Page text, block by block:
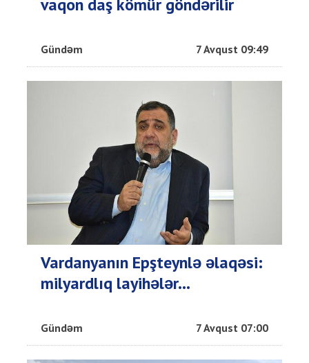
vaqon daş kömür göndərilir
Gündəm 7 Avqust 09:49
Vardanyanın Epşteynlə əlaqəsi:
milyardlıq layihələr...
Gündəm 7 Avqust 07:00